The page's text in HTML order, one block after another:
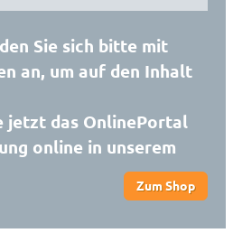
Sie sich bitte mit
an, um auf den Inhalt
jetzt das OnlinePortal
online in unserem
Zum Shop